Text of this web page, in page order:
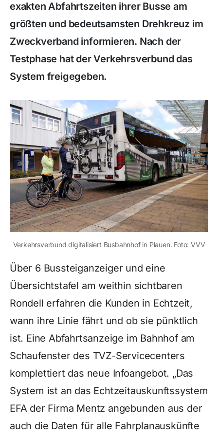
exakten Abfahrtszeiten ihrer Busse am
größten und bedeutsamsten Drehkreuz im
Zweckverband informieren. Nach der
Testphase hat der Verkehrsverbund das
System freigegeben.
Verkehrsverbund digitalisiert Busbahnhof in Plauen. Foto: VVV
Über 6 Bussteiganzeiger und eine
Übersichtstafel am weithin sichtbaren
Rondell erfahren die Kunden in Echtzeit,
wann ihre Linie fährt und ob sie pünktlich
ist. Eine Abfahrtsanzeige im Bahnhof am
Schaufenster des TVZ-Servicecenters
komplettiert das neue Infoangebot. „Das
System ist an das Echtzeitauskunftssystem
EFA der Firma Mentz angebunden aus der
auch die Daten für alle Fahrplanauskünfte